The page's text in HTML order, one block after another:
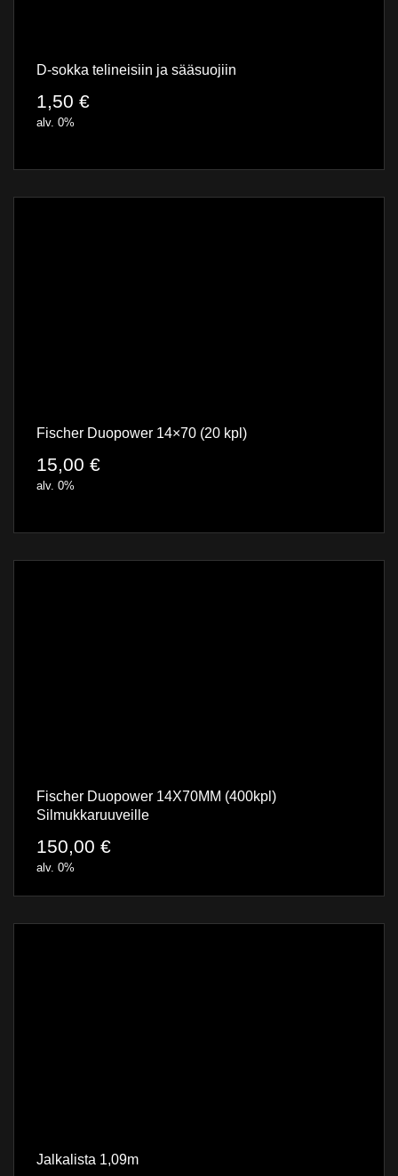
D-sokka telineisiin ja sääsuojiin
1,50 €
alv. 0%
Fischer Duopower 14×70 (20 kpl)
15,00 €
alv. 0%
Fischer Duopower 14X70MM (400kpl)
Silmukkaruuveille
150,00 €
alv. 0%
Jalkalista 1,09m